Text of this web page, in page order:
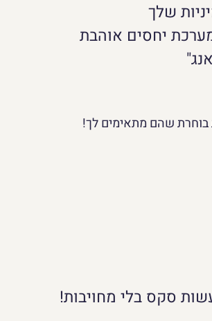
שלך
יחסים אוהבת
בוחרת שהם מתאימים לך!
סקס בלי מחויבות!